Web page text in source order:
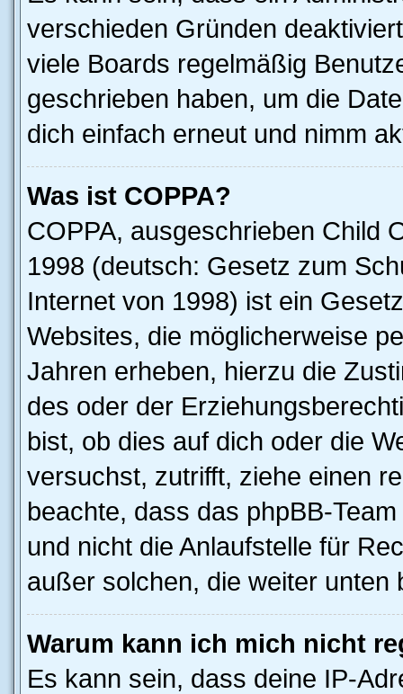
verschieden Gründen
viele Boards regelmäßig
geschrieben haben, um die
dich einfach erneut und nimm
Was ist COPPA?
COPPA, ausgeschrieben Child
1998 (deutsch: Gesetz zum
Internet von 1998) ist ein
Websites, die möglicherweise
Jahren erheben, hierzu die
des oder der
bist, ob dies auf dich oder die
versuchst, zutrifft, ziehe einen
beachte, dass das phpBB-
und nicht die Anlaufstelle für
außer solchen, die weiter unten
Warum kann ich mich nicht
Es kann sein, dass deine IP-